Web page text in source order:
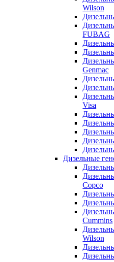
Wilson
FUBAG
Genmac
Visa
Дизельные
Copco
Cummins
Wilson